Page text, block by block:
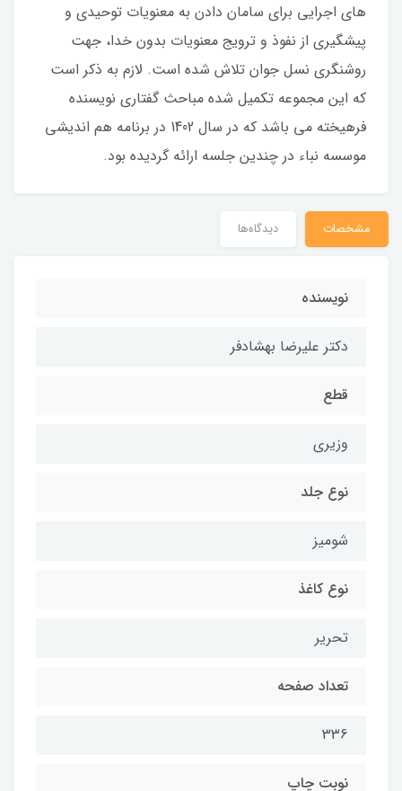
های اجرایی برای سامان دادن به معنویات توحیدی و
پیشگیری از نفوذ و ترویج معنویات بدون خدا، جهت
روشنگری نسل جوان تلاش شده است. لازم به ذکر است
که این مجموعه تکمیل شده مباحث گفتاری نویسنده
فرهیخته می باشد که در سال 1402 در برنامه هم اندیشی
موسسه نباء در چندین جلسه ارائه گردیده بود.
مشخصات دیدگاه‌ها
نویسنده
دکتر علیرضا بهشادفر
قطع
وزیری
نوع جلد
شومیز
نوع کاغذ
تحریر
تعداد صفحه
336
نوبت چاپ